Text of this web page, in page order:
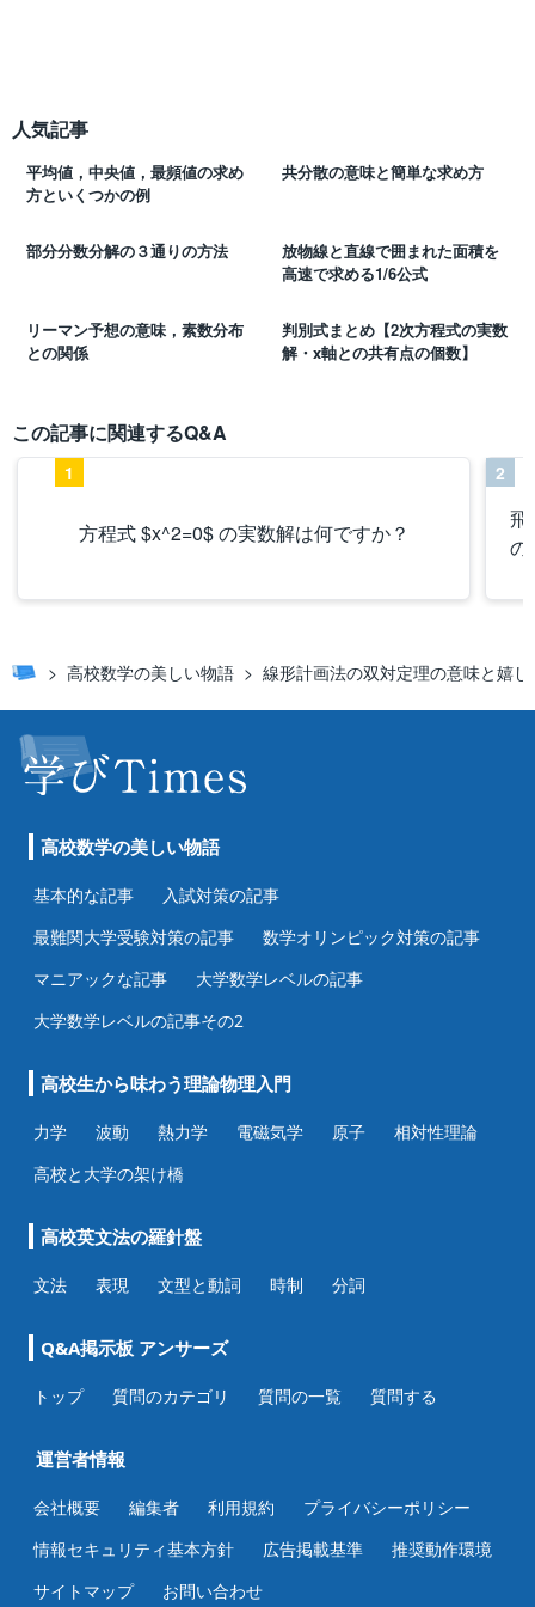
人気記事
平均値，中央値，最頻値の求め
方といくつかの例
共分散の意味と簡単な求め方
部分分数分解の３通りの方法
放物線と直線で囲まれた面積を
高速で求める1/6公式
リーマン予想の意味，素数分布
との関係
判別式まとめ【2次方程式の実数
解・x軸との共有点の個数】
この記事に関連するQ&A
方程式 $x^2=0$ の実数解は何ですか？
1
飛
の
2
高校数学の美しい物語 線形計画法の双対定理の意味と嬉し
高校数学の美しい物語
基本的な記事
入試対策の記事
最難関大学受験対策の記事
数学オリンピック対策の記事
マニアックな記事
大学数学レベルの記事
大学数学レベルの記事その2
高校生から味わう理論物理入門
力学 波動 熱力学 電磁気学 原子
相対性理論
高校と大学の架け橋
高校英文法の羅針盤
文法 表現 文型と動詞 時制 分詞
Q&A掲示板 アンサーズ
トップ 質問のカテゴリ 質問の一覧 質問する
運営者情報
会社概要 編集者 利用規約
プライバシーポリシー
情報セキュリティ基本方針
広告掲載基準
推奨動作環境
サイトマップ
お問い合わせ